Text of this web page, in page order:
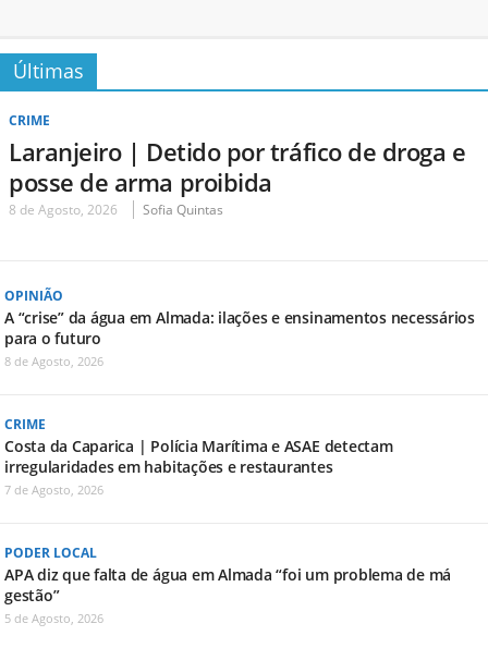
Últimas
CRIME
Laranjeiro | Detido por tráfico de droga e
posse de arma proibida
8 de Agosto, 2026 Sofia Quintas
OPINIÃO
A “crise” da água em Almada: ilações e ensinamentos necessários
para o futuro
8 de Agosto, 2026
CRIME
Costa da Caparica | Polícia Marítima e ASAE detectam
irregularidades em habitações e restaurantes
7 de Agosto, 2026
PODER LOCAL
APA diz que falta de água em Almada “foi um problema de má
gestão”
5 de Agosto, 2026